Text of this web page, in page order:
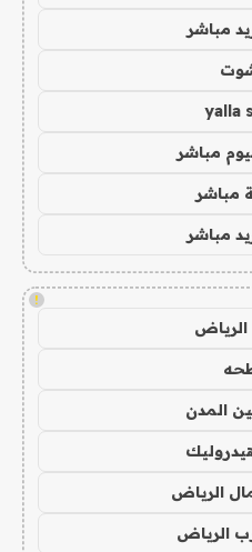
مباشر
شوت
yalla
مباشر
مباشر
مباشر
!
المدن
الرياض
الرياض